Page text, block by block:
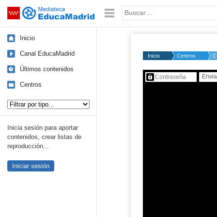
Saltar navegación Palabra o frase:
Inicio
Canal EducaMadrid
Últimos contenidos
Centros
Inicia sesión para aportar
contenidos, crear listas de
reproducción...
Iniciar sesión
Inicio Centros
Contenido protegido…